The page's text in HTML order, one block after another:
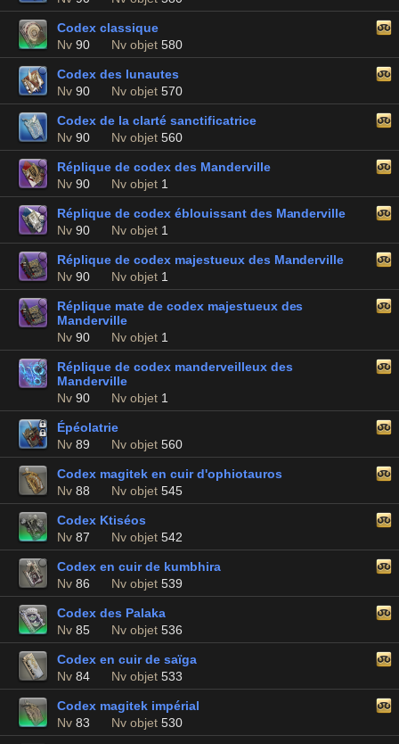
Codex classique
Nv 90 Nv objet 580
Codex des lunautes
Nv 90 Nv objet 570
Codex de la clarté sanctificatrice
Nv 90 Nv objet 560
Réplique de codex des Manderville
Nv 90 Nv objet 1
Réplique de codex éblouissant des Manderville
Nv 90 Nv objet 1
Réplique de codex majestueux des Manderville
Nv 90 Nv objet 1
Réplique mate de codex majestueux des
Manderville
Nv 90 Nv objet 1
Réplique de codex manderveilleux des
Manderville
Nv 90 Nv objet 1
Épéolatrie
Nv 89 Nv objet 560
Codex magitek en cuir d'ophiotauros
Nv 88 Nv objet 545
Codex Ktiséos
Nv 87 Nv objet 542
Codex en cuir de kumbhira
Nv 86 Nv objet 539
Codex des Palaka
Nv 85 Nv objet 536
Codex en cuir de saïga
Nv 84 Nv objet 533
Codex magitek impérial
Nv 83 Nv objet 530